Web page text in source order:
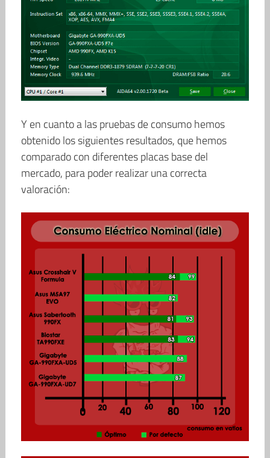
Y en cuanto a las pruebas de consumo hemos
obtenido los siguientes resultados, que hemos
comparado con diferentes placas base del
mercado, para poder realizar una correcta
valoración: